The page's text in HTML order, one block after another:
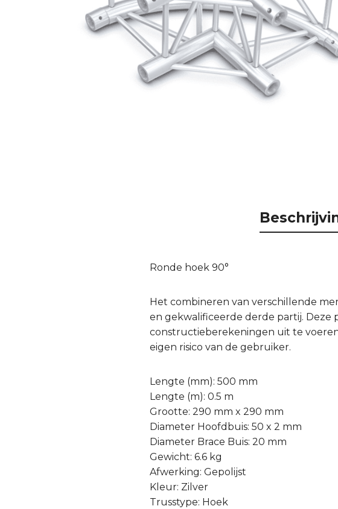
Ronde hoek 90°
Het combineren van verschillende
en gekwalificeerde derde partij. Deze
constructieberekeningen uit te
eigen risico van de gebruiker.
Lengte (mm): 500 mm
Lengte (m): 0.5 m
Grootte: 290 mm x 290 mm
Diameter Hoofdbuis: 50 x 2 mm
Diameter Brace Buis: 20 mm
Gewicht: 6.6 kg
Afwerking: Gepolijst
Kleur: Zilver
Trusstype: Hoek